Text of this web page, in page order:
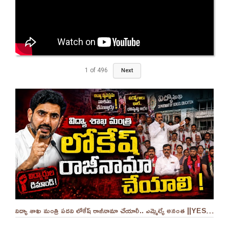
1 of 496 Next
విద్యా శాఖ మంత్రి పదవి లోకేష్ రాజీనామా చేయాలీ.. ఎమ్మెల్యే అనంత ||YES 9TV